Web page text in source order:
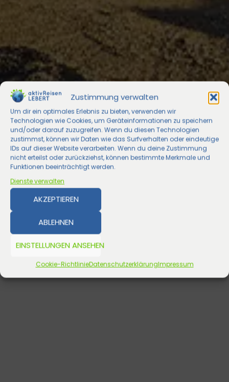
Zustimmung verwalten
Um dir ein optimales Erlebnis zu bieten, verwenden wir
Technologien wie Cookies, um Geräteinformationen zu speichern
und/oder darauf zuzugreifen. Wenn du diesen Technologien
zustimmst, können wir Daten wie das Surfverhalten oder eindeutige
IDs auf dieser Website verarbeiten. Wenn du deine Zustimmung
nicht erteilst oder zurückziehst, können bestimmte Merkmale und
Funktionen beeinträchtigt werden.
Dienste verwalten
AKZEPTIEREN
ABLEHNEN
EINSTELLUNGEN ANSEHEN
Cookie-RichtlinieDatenschutzerklärungImpressum